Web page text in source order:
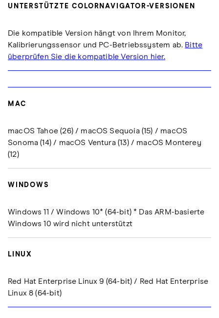
UNTERSTÜTZTE COLORNAVIGATOR-VERSIONEN
Die kompatible Version hängt von Ihrem Monitor,
Kalibrierungssensor und PC-Betriebssystem ab. Bitte
überprüfen Sie die kompatible Version hier.
MAC
macOS Tahoe (26) / macOS Sequoia (15) / macOS
Sonoma (14) / macOS Ventura (13) / macOS Monterey
(12)
WINDOWS
Windows 11 / Windows 10* (64-bit) * Das ARM-basierte
Windows 10 wird nicht unterstützt
LINUX
Red Hat Enterprise Linux 9 (64-bit) / Red Hat Enterprise
Linux 8 (64-bit)